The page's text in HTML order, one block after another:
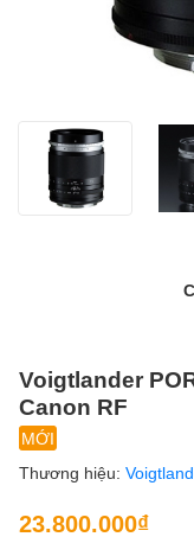
Voigtlander
Canon RF
MỚI
Thương hiệu:
23.800.000₫